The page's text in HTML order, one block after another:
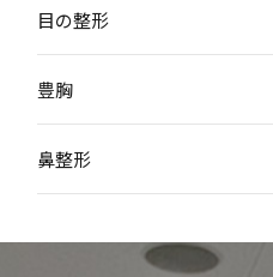
目の整形
豊胸
鼻整形